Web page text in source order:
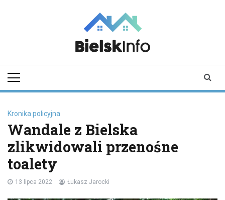
Podlaskiego i
Kronika policyjna
Wandale z Bielska
zlikwidowali przenośne
toalety
13 lipca 2022 Łukasz Jarocki